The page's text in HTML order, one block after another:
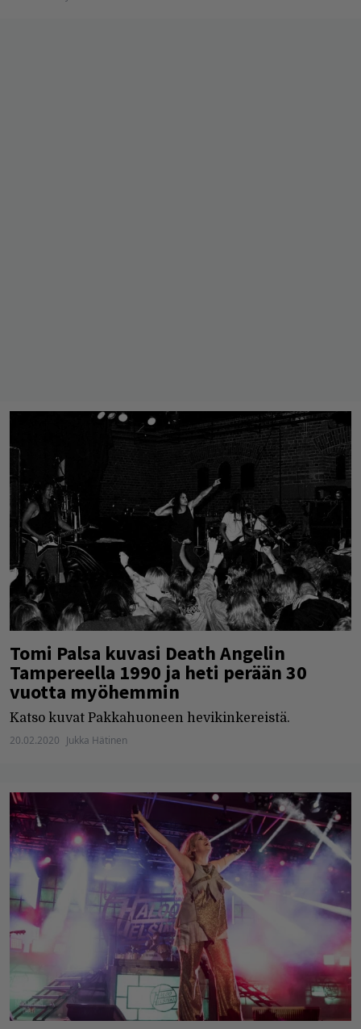
Tomi Palsa kuvasi Death Angelin
Tampereella 1990 ja heti perään 30
vuotta myöhemmin
Katso kuvat Pakkahuoneen hevikinkereistä.
20.02.2020 Jukka Hätinen